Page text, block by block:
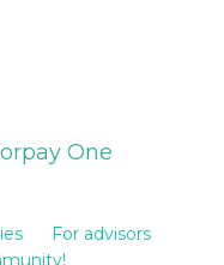
For advisors